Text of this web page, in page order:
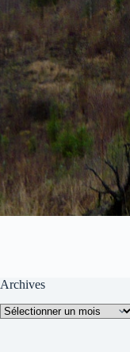
Archives
Archives